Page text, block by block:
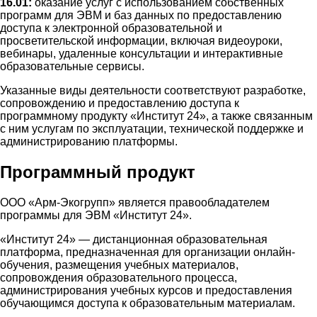
программ для ЭВМ и баз данных по предоставлению
доступа к электронной образовательной и
просветительской информации, включая видеоуроки,
вебинары, удаленные консультации и интерактивные
образовательные сервисы.
Указанные виды деятельности соответствуют разработке,
сопровождению и предоставлению доступа к
программному продукту «Институт 24», а также связанным
с ним услугам по эксплуатации, технической поддержке и
администрированию платформы.
Программный продукт
ООО «Арм-Экогрупп» является правообладателем
программы для ЭВМ «Институт 24».
«Институт 24» — дистанционная образовательная
платформа, предназначенная для организации онлайн-
обучения, размещения учебных материалов,
сопровождения образовательного процесса,
администрирования учебных курсов и предоставления
обучающимся доступа к образовательным материалам.